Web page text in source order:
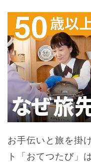
お手伝いと旅を掛
ト「おてつたび」